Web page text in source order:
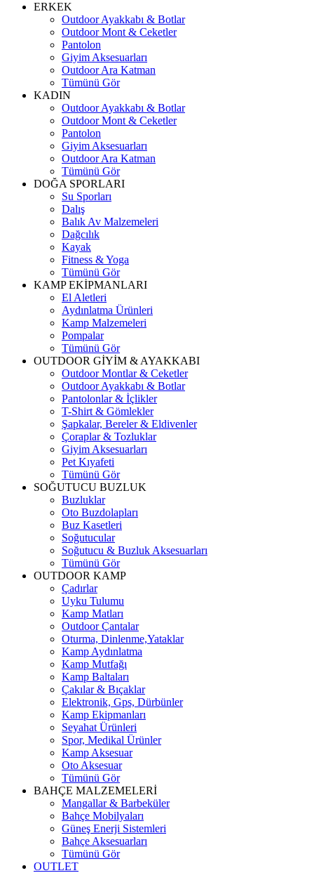
ERKEK
Outdoor Ayakkabı & Botlar
Outdoor Mont & Ceketler
Pantolon
Giyim Aksesuarları
Outdoor Ara Katman
Tümünü Gör
KADIN
Outdoor Ayakkabı & Botlar
Outdoor Mont & Ceketler
Pantolon
Giyim Aksesuarları
Outdoor Ara Katman
Tümünü Gör
DOĞA SPORLARI
Su Sporları
Dalış
Balık Av Malzemeleri
Dağcılık
Kayak
Fitness & Yoga
Tümünü Gör
KAMP EKİPMANLARI
El Aletleri
Aydınlatma Ürünleri
Kamp Malzemeleri
Pompalar
Tümünü Gör
OUTDOOR GİYİM & AYAKKABI
Outdoor Montlar & Ceketler
Outdoor Ayakkabı & Botlar
Pantolonlar & İçlikler
T-Shirt & Gömlekler
Şapkalar, Bereler & Eldivenler
Çoraplar & Tozluklar
Giyim Aksesuarları
Pet Kıyafeti
Tümünü Gör
SOĞUTUCU BUZLUK
Buzluklar
Oto Buzdolapları
Buz Kasetleri
Soğutucular
Soğutucu & Buzluk Aksesuarları
Tümünü Gör
OUTDOOR KAMP
Çadırlar
Uyku Tulumu
Kamp Matları
Outdoor Çantalar
Oturma, Dinlenme,Yataklar
Kamp Aydınlatma
Kamp Mutfağı
Kamp Baltaları
Çakılar & Bıçaklar
Elektronik, Gps, Dürbünler
Kamp Ekipmanları
Seyahat Ürünleri
Spor, Medikal Ürünler
Kamp Aksesuar
Oto Aksesuar
Tümünü Gör
BAHÇE MALZEMELERİ
Mangallar & Barbeküler
Bahçe Mobilyaları
Güneş Enerji Sistemleri
Bahçe Aksesuarları
Tümünü Gör
OUTLET